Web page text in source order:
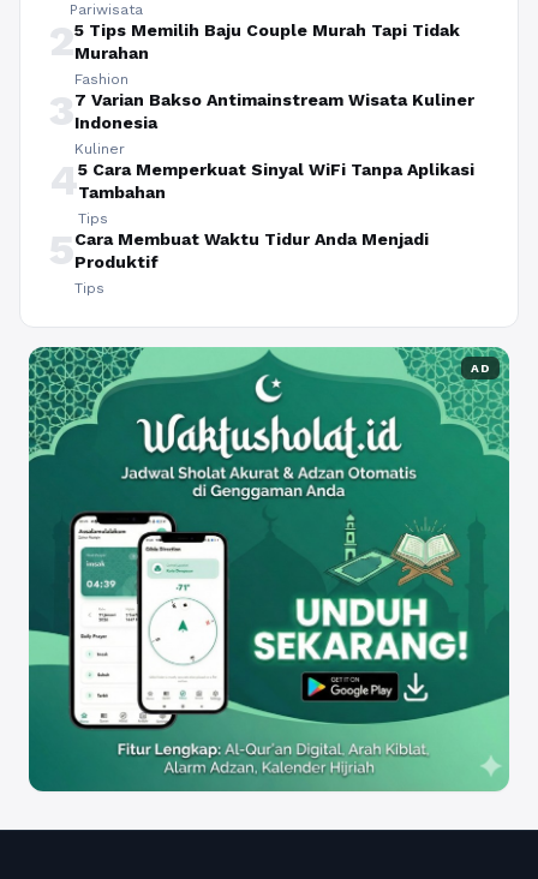
Pariwisata
25 Tips Memilih Baju Couple Murah Tapi Tidak
Murahan
Fashion
37 Varian Bakso Antimainstream Wisata Kuliner
Indonesia
Kuliner
45 Cara Memperkuat Sinyal WiFi Tanpa Aplikasi
Tambahan
Tips
5Cara Membuat Waktu Tidur Anda Menjadi
Produktif
Tips
AD